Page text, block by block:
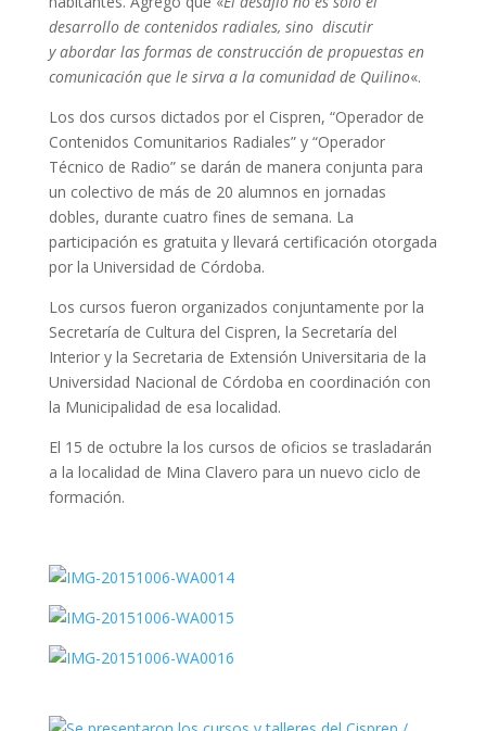
desarrollo de contenidos radiales, sino discutir
y abordar las formas de construcción de propuestas en
comunicación que le sirva a la comunidad de Quilino«.
Los dos cursos dictados por el Cispren, “Operador de
Contenidos Comunitarios Radiales” y “Operador
Técnico de Radio” se darán de manera conjunta para
un colectivo de más de 20 alumnos en jornadas
dobles, durante cuatro fines de semana. La
participación es gratuita y llevará certificación otorgada
por la Universidad de Córdoba.
Los cursos fueron organizados conjuntamente por la
Secretaría de Cultura del Cispren, la Secretaría del
Interior y la Secretaria de Extensión Universitaria de la
Universidad Nacional de Córdoba en coordinación con
la Municipalidad de esa localidad.
El 15 de octubre la los cursos de oficios se trasladarán
a la localidad de Mina Clavero para un nuevo ciclo de
formación.